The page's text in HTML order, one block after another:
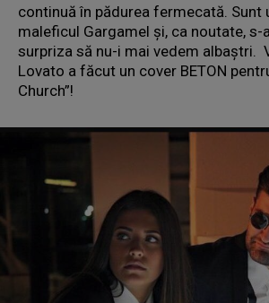
continuă în pădurea fermecată. Sunt
maleficul Gargamel şi, ca noutate, s-
surpriza să nu-i mai vedem albaştri.
Lovato a făcut un cover BETON
Church”!